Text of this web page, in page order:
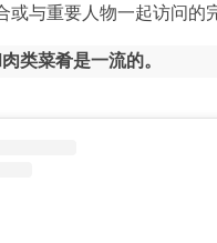
或与重要人物一起访问的
类菜肴是一流的。